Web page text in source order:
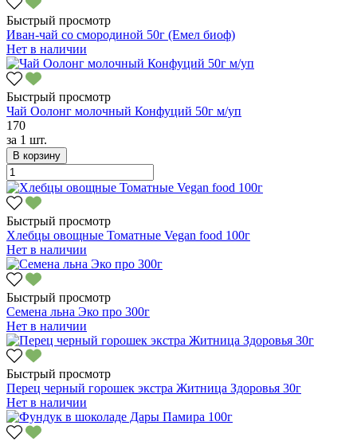
Быстрый просмотр
Иван-чай со смородиной 50г (Емел биоф)
Нет в наличии
Быстрый просмотр
Чай Оолонг молочный Конфуций 50г м/уп
170
за 1 шт.
В корзину
Быстрый просмотр
Хлебцы овощные Томатные Vegan food 100г
Нет в наличии
Быстрый просмотр
Семена льна Эко про 300г
Нет в наличии
Быстрый просмотр
Перец черный горошек экстра Житница Здоровья 30г
Нет в наличии